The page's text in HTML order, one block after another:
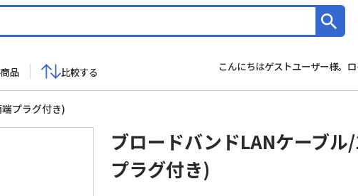
品 比較する こんにちはゲストユーザー様。
プラグ付き)
ブロードバンドLANケーブル
プラグ付き)